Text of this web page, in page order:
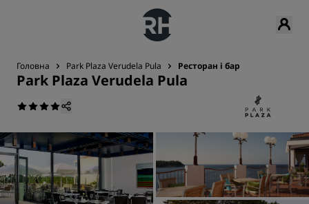
Головна Park Plaza Verudela Pula Ресторан і бар
Park Plaza Verudela Pula